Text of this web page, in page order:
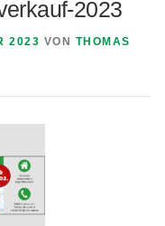
2023
2023 VON THOMAS